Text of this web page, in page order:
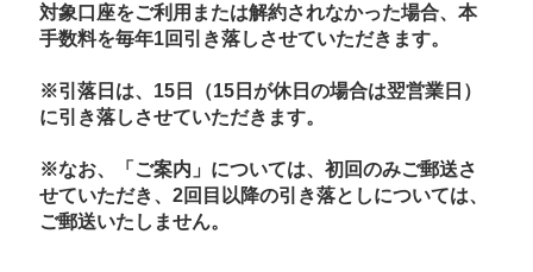
対象口座をご利用または解約されなかった場合、本
手数料を毎年1回引き落しさせていただきます。
※引落日は、15日（15日が休日の場合は翌営業日）
に引き落しさせていただきます。
※なお、「ご案内」については、初回のみご郵送さ
せていただき、2回目以降の引き落としについては、
ご郵送いたしません。